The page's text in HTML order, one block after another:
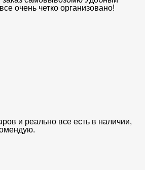
очень четко организовано!
и реально все есть в наличии,